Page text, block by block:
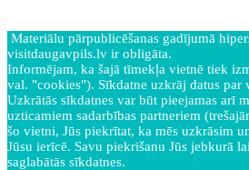
Materiālu pārpublicēšanas gadījumā
visitdaugavpils.lv ir obligāta.
Informējam, ka šajā tīmekļa vietnē tiek
val. "cookies"). Sīkdatne uzkrāj datus par
Uzkrātās sīkdatnes var būt pieejamas arī
uzticamiem sadarbības partneriem
šo vietni, Jūs piekrītat, ka mēs uzkrāsim
Jūsu ierīcē. Savu piekrišanu Jūs jebkurā
saglabātās sīkdatnes.